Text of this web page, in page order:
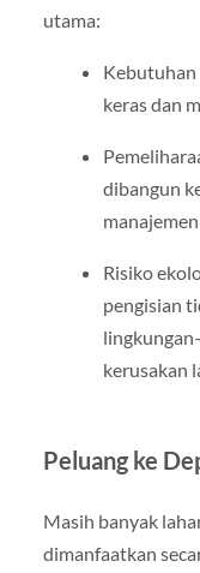
utama:
Kebutuhan
keras dan
dibangun
Risiko
pengisian
kerusakan
Peluang ke
Masih banyak
dimanfaatkan